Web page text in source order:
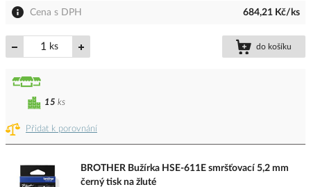
Cena s DPH 684,21 Kč/ks
ks do košíku
Přidat k porovnání
15 ks
BROTHER Bužírka HSE-611E smršťovací 5,2 mm
černý tisk na žluté